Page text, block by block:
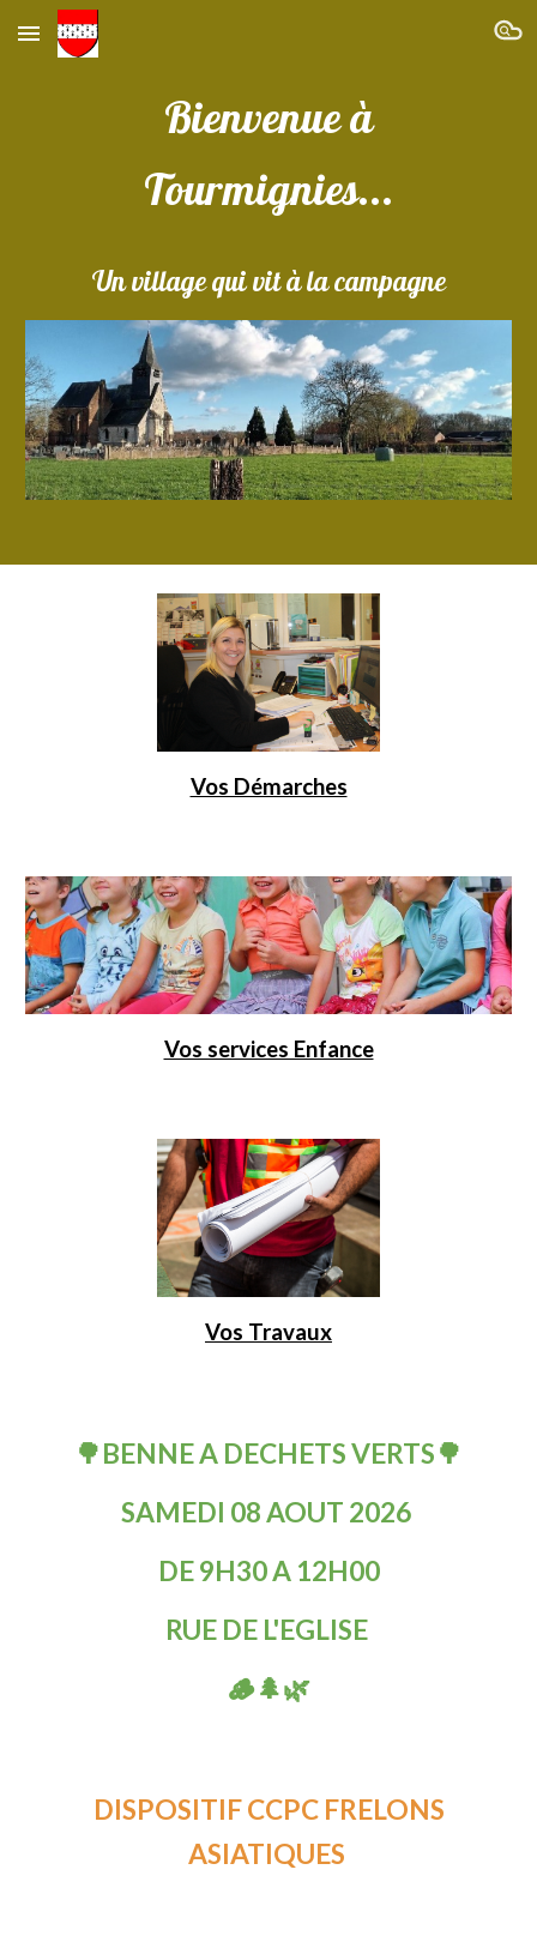
Skip to main content Skip to navigation
Bienvenue à
Tourmignies...
Un village qui vit à la campagne
Vos Démarches
Vos services Enfance
Vos Travaux
🌳BENNE A DECHETS VERTS🌳
SAMEDI 08 AOUT 2026
DE 9H30 A 12H00
RUE DE L'EGLISE
🪵🌲🌿
DISPOSITIF CCPC FRELONS
ASIATIQUES